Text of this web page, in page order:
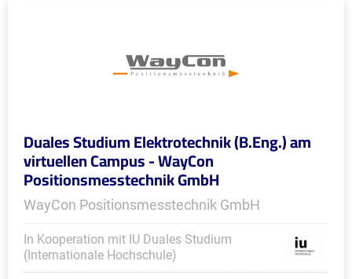
Duales Studium Elektrotechnik (B.Eng.) am
virtuellen Campus - WayCon
Positionsmesstechnik GmbH
WayCon Positionsmesstechnik GmbH
In Kooperation mit IU Duales Studium
(Internationale Hochschule)